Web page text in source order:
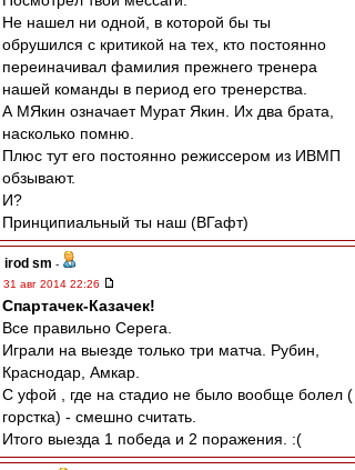
Не нашел ни одной, в которой бы ты
обрушился с критикой на тех, кто постоянно
переиначивал фамилия прежнего тренера
нашей команды в период его тренерства.
А МЯкин означает Мурат Якин. Их два брата,
насколько помню.
Плюс тут его постоянно режиссером из ИВМП
обзывают.
И?
Принципиальный ты наш (ВГафт)
irod sm -
31 авг 2014 22:26
Спартачек-Казачек!
Все правильно Серега.
Играли на выезде только три матча. Рубин,
Краснодар, Амкар.
С уфой , где на стадио не было вообще болел (
горстка) - смешно считать.
Итого выезда 1 победа и 2 поражения. :(